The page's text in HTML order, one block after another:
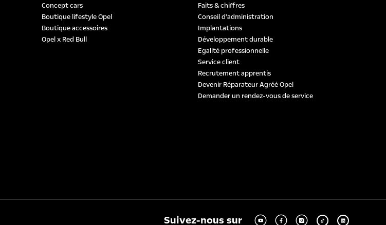
Concept cars
Boutique lifestyle Opel
Boutique accessoires
Opel x Red Bull
Faits & chiffres
Conseil d'administration
Implantations
Développement durable
Egalité professionnelle
Service client
Recrutement apprentis
Devenir Réparateur Agréé Opel
Demander un rendez-vous de service
Suivez-nous sur